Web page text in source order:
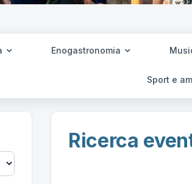
Enogastronomia
Sport e
Ricerca